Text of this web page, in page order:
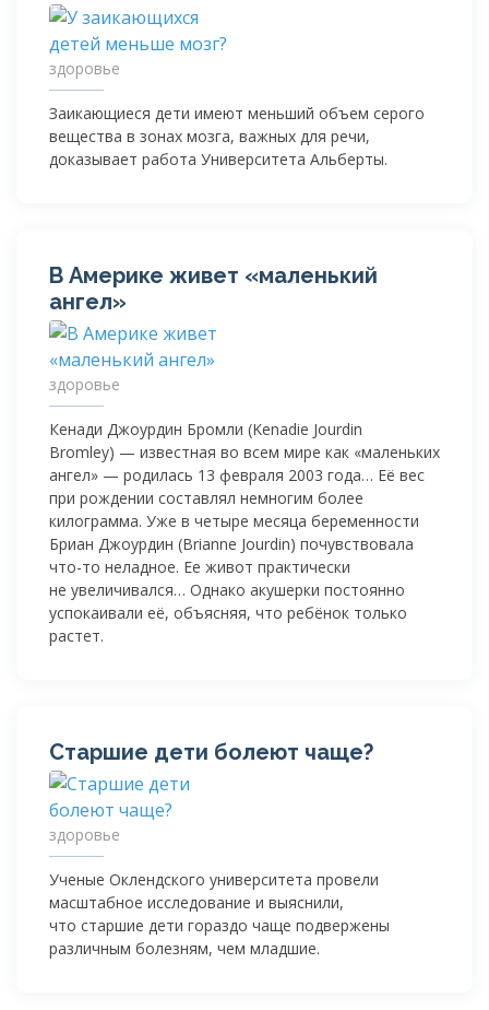
здоровье
Заикающиеся дети имеют меньший объем серого
вещества в зонах мозга, важных для речи,
доказывает работа Университета Альберты.
В Америке живет «маленький
ангел»
здоровье
Кенади Джоурдин Бромли (Kenadie Jourdin
Bromley) — известная во всем мире как «маленьких
ангел» — родилась 13 февраля 2003 года… Её вес
при рождении составлял немногим более
килограмма. Уже в четыре месяца беременности
Бриан Джоурдин (Brianne Jourdin) почувствовала
что-то неладное. Ее живот практически
не увеличивался… Однако акушерки постоянно
успокаивали её, объясняя, что ребёнок только
растет.
Старшие дети болеют чаще?
здоровье
Ученые Оклендского университета провели
масштабное исследование и выяснили,
что старшие дети гораздо чаще подвержены
различным болезням, чем младшие.